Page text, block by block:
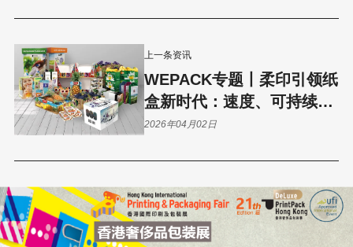
上一条资讯
WEPACK专题丨柔印引领纸
盒新时代：速度、可持续与
高品质不再是选择题！
2026年04月02日